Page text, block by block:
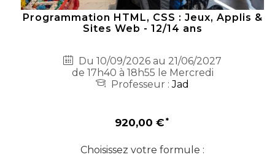
Programmation HTML, CSS : Jeux, Applis &
Sites Web - 12/14 ans
Du 10/09/2026 au 21/06/2027
de 17h40 à 18h55 le Mercredi
Professeur :Jad
920,00 €
Choisissez votre formule :